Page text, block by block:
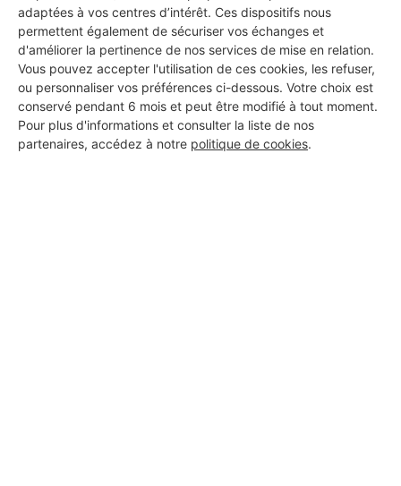
adaptées à vos centres d’intérêt. Ces dispositifs nous
permettent également de sécuriser vos échanges et
d'améliorer la pertinence de nos services de mise en relation.
Vous pouvez accepter l'utilisation de ces cookies, les refuser,
ou personnaliser vos préférences ci-dessous. Votre choix est
conservé pendant 6 mois et peut être modifié à tout moment.
Pour plus d'informations et consulter la liste de nos
partenaires, accédez à notre politique de cookies.
DEMANDER UN DEVIS